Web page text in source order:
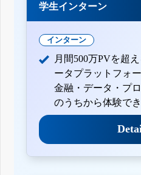
学生インターン
インターン
月間500万PVを超
ータプラットフォ
金融・データ・プ
のうちから体験でき